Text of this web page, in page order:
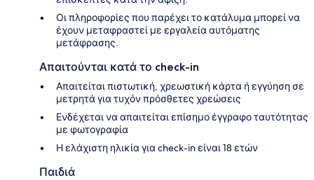
Οι πληροφορίες που παρέχει το κατάλυμα μπορεί να
έχουν μεταφραστεί με εργαλεία αυτόματης
μετάφρασης.
Απαιτούνται κατά το check-in
Απαιτείται πιστωτική, χρεωστική κάρτα ή εγγύηση σε
μετρητά για τυχόν πρόσθετες χρεώσεις
Ενδέχεται να απαιτείται επίσημο έγγραφο ταυτότητας
με φωτογραφία
Η ελάχιστη ηλικία για check-in είναι 18 ετών
Παιδιά